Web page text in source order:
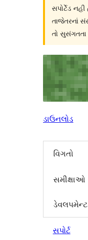
સપોર્ટેડ
તાજેતરનાં
તો
ડાઉનલોડ
વિગતો
સમીક્ષાઓ
ડેવલપમેન્ટ
સપોર્ટ